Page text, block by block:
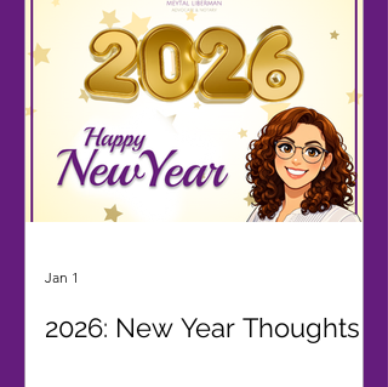
2026: New Year Thoughts
Jan 1